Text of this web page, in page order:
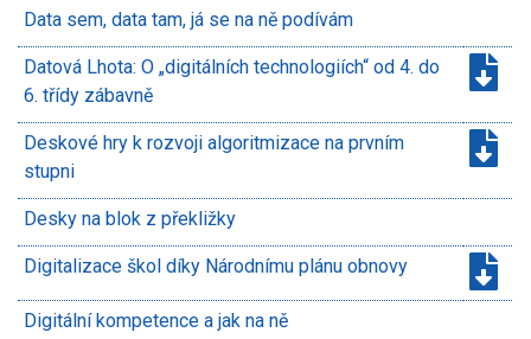
Data sem, data tam, já se na ně podívám
Datová Lhota: O „digitálních technologiích“ od 4. do
6. třídy zábavně
Deskové hry k rozvoji algoritmizace na prvním
stupni
Desky na blok z překližky
Digitalizace škol díky Národnímu plánu obnovy
Digitální kompetence a jak na ně